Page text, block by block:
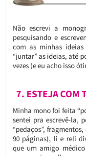
Não escrevi a
pesquisando e
com as minhas
“juntar” as ideias, até
vezes (e eu acho isso
7. ESTEJA COM
Minha mono foi feita
sentei pra escrevê-la,
“pedaços”,
90 páginas), li e reli
que um amigo